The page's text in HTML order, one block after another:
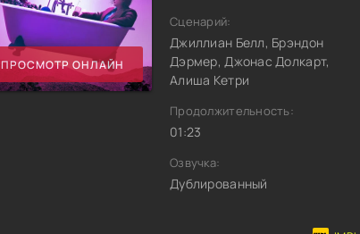
ПРОСМОТР ОНЛАЙН
Сценарий:
Джиллиан Белл, Брэндон
Дэрмер, Джонас Долкарт,
Алиша Кетри
Продолжительность:
01:23
Озвучка:
Дублированный